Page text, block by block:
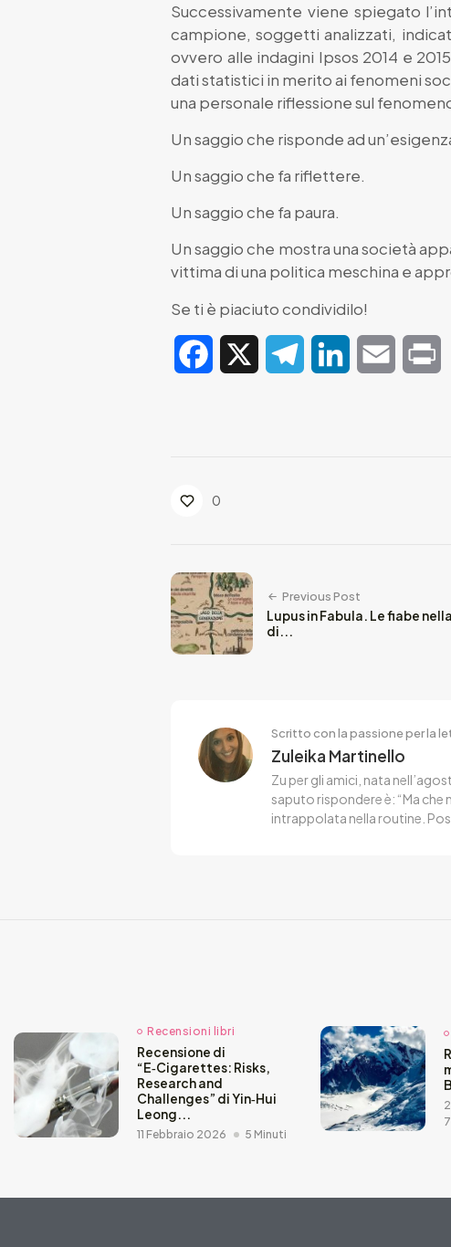
Successivamente viene spiegato
campione, soggetti analizzati,
ovvero alle indagini Ipsos 2014 e
dati statistici in merito ai fenomeni
una personale riflessione sul
Un saggio che risponde ad
Un saggio che fa riflettere.
Un saggio che fa paura.
Un saggio che mostra una società
vittima di una politica meschina e
Se ti è piaciuto condividilo!
Facebook TelegramLinkedIn Email
0
Previous Post
Lupus in Fabula. Le fiabe
di...
Scritto con la passione per la
Zuleika Martinello
Zu per gli amici, nata
saputo rispondere è: “Ma che
intrappolata nella routine.
Recensioni libri
Recensione di
“E‑Cigarettes: Risks,
Research and
Challenges” di Yin‑Hui
Leong...
11 Febbraio 2026 5 Minuti